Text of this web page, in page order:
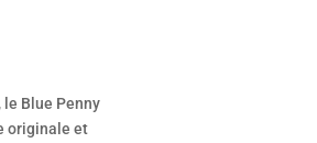
Blue Penny
originale et